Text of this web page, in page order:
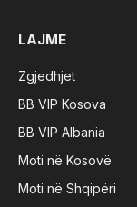
LAJME
Zgjedhjet
BB VIP Kosova
BB VIP Albania
Moti në Kosovë
Moti në Shqipëri